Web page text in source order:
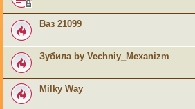
Ваз 21099
Зубила by Vechniy_Mexanizm
Milky Way